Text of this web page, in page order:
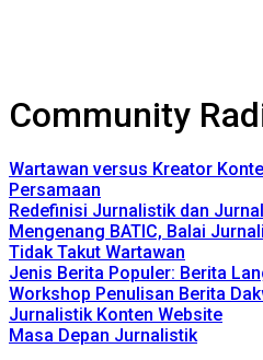
Community
Wartawan versus Kreator
Persamaan
Redefinisi Jurnalistik dan
Mengenang BATIC, Balai
Tidak Takut Wartawan
Jenis Berita Populer: Berita
Workshop Penulisan Berita
Jurnalistik Konten Website
Masa Depan Jurnalistik